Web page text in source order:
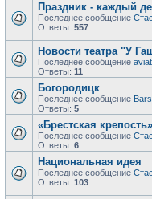
Праздник - каждый
Последнее сообщение
Ответы: 557
Новости театра "У
Последнее сообщение
Ответы: 11
Богородицк
Последнее сообщение Bars
Ответы: 5
«Брестская крепость»
Последнее сообщение
Ответы: 6
Национальная идея
Последнее сообщение
Ответы: 103